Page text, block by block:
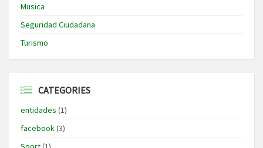
Musica
Seguridad Ciudadana
Turismo
CATEGORIES
entidades (1)
facebook(3)